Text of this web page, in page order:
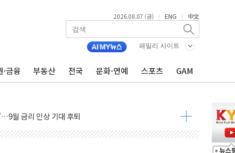
2026.08.07 (금) | ENG | 中文
패밀리 사이트
·금융 부동산 전국 문화·연예 스포츠 GAM
용 쇼크에 반도체주 '활짝'
체결
우드플레어·태양광주↑ VS 트레이드데스크·웬디스↓